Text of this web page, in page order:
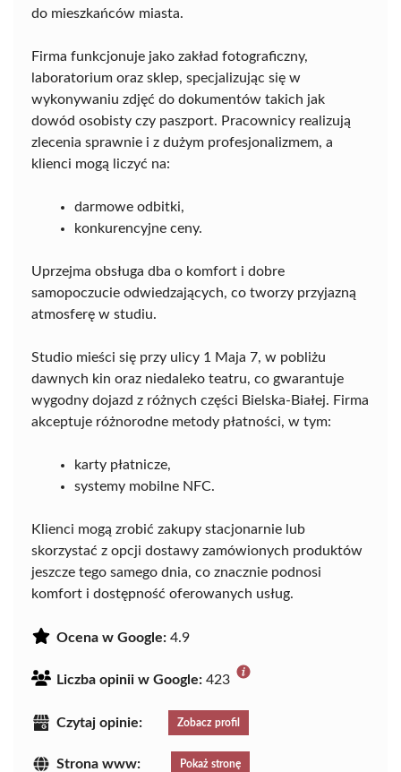
do mieszkańców miasta.
Firma funkcjonuje jako zakład fotograficzny,
laboratorium oraz sklep, specjalizując się w
wykonywaniu zdjęć do dokumentów takich jak
dowód osobisty czy paszport. Pracownicy realizują
zlecenia sprawnie i z dużym profesjonalizmem, a
klienci mogą liczyć na:
darmowe odbitki,
konkurencyjne ceny.
Uprzejma obsługa dba o komfort i dobre
samopoczucie odwiedzających, co tworzy przyjazną
atmosferę w studiu.
Studio mieści się przy ulicy 1 Maja 7, w pobliżu
dawnych kin oraz niedaleko teatru, co gwarantuje
wygodny dojazd z różnych części Bielska-Białej. Firma
akceptuje różnorodne metody płatności, w tym:
karty płatnicze,
systemy mobilne NFC.
Klienci mogą zrobić zakupy stacjonarnie lub
skorzystać z opcji dostawy zamówionych produktów
jeszcze tego samego dnia, co znacznie podnosi
komfort i dostępność oferowanych usług.
Ocena w Google: 4.9
Liczba opinii w Google: 423
Czytaj opinie: Zobacz profil
Strona www: Pokaż stronę